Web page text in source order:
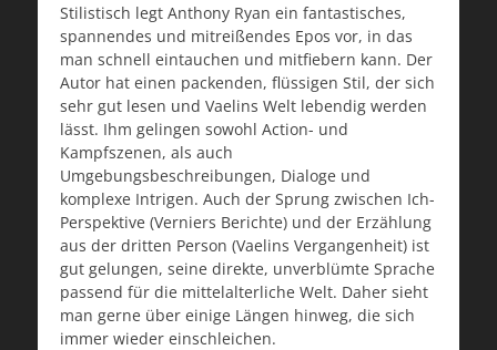
Stilistisch legt Anthony Ryan ein fantastisches,
spannendes und mitreißendes Epos vor, in das
man schnell eintauchen und mitfiebern kann. Der
Autor hat einen packenden, flüssigen Stil, der sich
sehr gut lesen und Vaelins Welt lebendig werden
lässt. Ihm gelingen sowohl Action- und
Kampfszenen, als auch
Umgebungsbeschreibungen, Dialoge und
komplexe Intrigen. Auch der Sprung zwischen Ich-
Perspektive (Verniers Berichte) und der Erzählung
aus der dritten Person (Vaelins Vergangenheit) ist
gut gelungen, seine direkte, unverblümte Sprache
passend für die mittelalterliche Welt. Daher sieht
man gerne über einige Längen hinweg, die sich
immer wieder einschleichen.